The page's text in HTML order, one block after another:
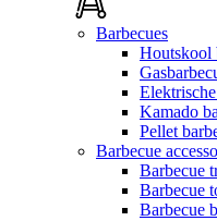
Barbecues
Houtskool
Kamado
Pellet
Barbecue
Barbecue
Barbecue
Barbecue